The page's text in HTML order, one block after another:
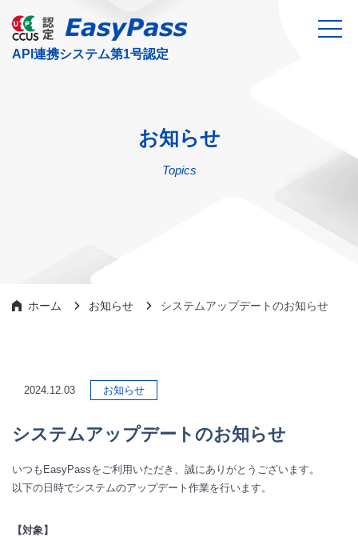
お知らせ
Topics
ホーム お知らせ システムアップデートのお知らせ
2024.12.03 お知らせ
システムアップデートのお知らせ
いつもEasyPassをご利用いただき、誠にありがとうございます。
以下の日時でシステムのアップデート作業を行います。
【対象】